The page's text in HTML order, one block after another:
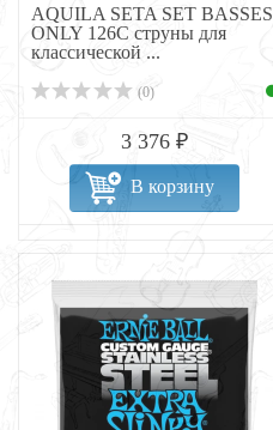
AQUILA SETA SET BASSES
ONLY 126C струны для
классической ...
(0)
3 376 ₽
В корзину